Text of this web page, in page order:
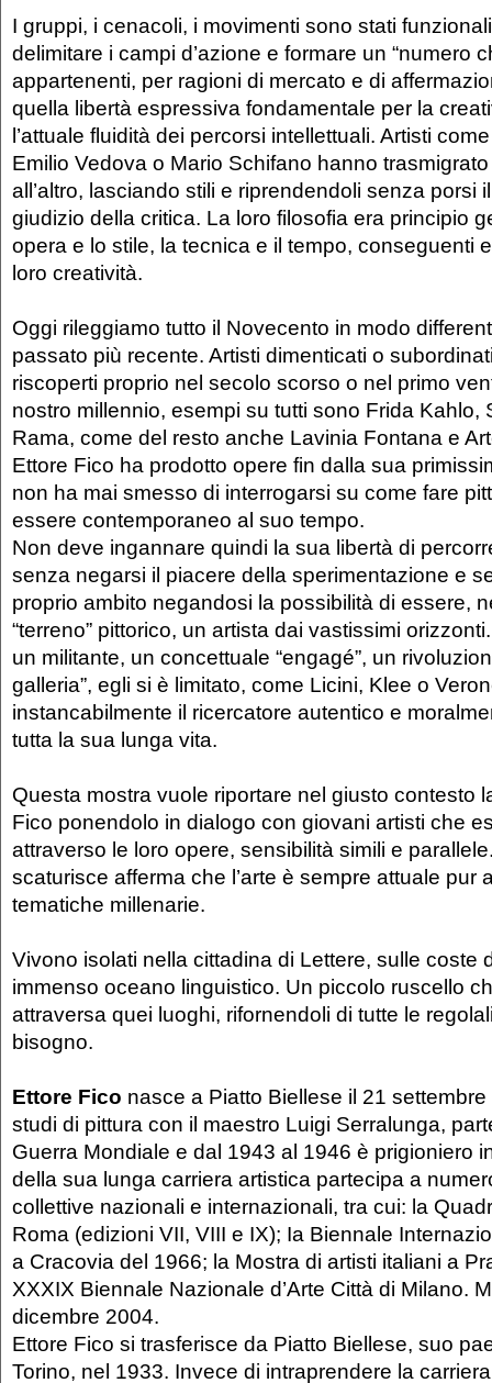
I gruppi, i cenacoli, i movimenti sono stati
delimitare i campi d’azione e formare un “numero
appartenenti, per ragioni di mercato e di
quella libertà espressiva fondamentale per la
l’attuale fluidità dei percorsi intellettuali. Artisti
Emilio Vedova o Mario Schifano hanno
all’altro, lasciando stili e riprendendoli senza porsi
giudizio della critica. La loro filosofia era principio
opera e lo stile, la tecnica e il tempo, conseguenti
loro creatività.
Oggi rileggiamo tutto il Novecento in modo
passato più recente. Artisti dimenticati o
riscoperti proprio nel secolo scorso o nel primo
nostro millennio, esempi su tutti sono Frida Kahlo,
Rama, come del resto anche Lavinia Fontana e
Ettore Fico ha prodotto opere fin dalla sua
non ha mai smesso di interrogarsi su come fare
essere contemporaneo al suo tempo.
Non deve ingannare quindi la sua libertà di
senza negarsi il piacere della sperimentazione e
proprio ambito negandosi la possibilità di essere,
“terreno” pittorico, un artista dai vastissimi
un militante, un concettuale “engagé”, un
galleria”, egli si è limitato, come Licini, Klee o
instancabilmente il ricercatore autentico e
tutta la sua lunga vita.
Questa mostra vuole riportare nel giusto contesto
Fico ponendolo in dialogo con giovani artisti che
attraverso le loro opere, sensibilità simili e
scaturisce afferma che l’arte è sempre attuale pur
tematiche millenarie.
Vivono isolati nella cittadina di Lettere, sulle coste
immenso oceano linguistico. Un piccolo ruscello
attraversa quei luoghi, rifornendoli di tutte le
bisogno.
Ettore Fico nasce a Piatto Biellese il 21
studi di pittura con il maestro Luigi Serralunga,
Guerra Mondiale e dal 1943 al 1946 è prigioniero
della sua lunga carriera artistica partecipa a
collettive nazionali e internazionali, tra cui: la
Roma (edizioni VII, VIII e IX); Ia Biennale
a Cracovia del 1966; la Mostra di artisti italiani a
XXXIX Biennale Nazionale d’Arte Città di Milano.
dicembre 2004.
Ettore Fico si trasferisce da Piatto Biellese, suo
Torino, nel 1933. Invece di intraprendere la